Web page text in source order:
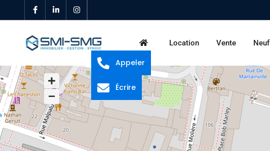
Location Vente Neuf
Appeler
Écrire